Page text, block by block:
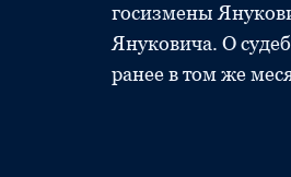
госизмены
Януковича. О
ранее в том же